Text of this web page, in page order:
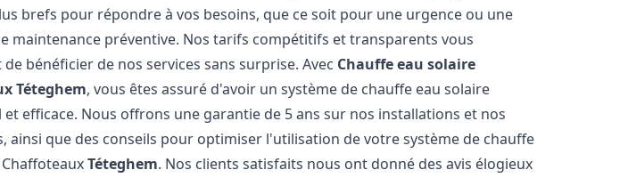
brefs pour répondre à vos besoins, que ce soit pour une urgence ou une
maintenance préventive. Nos tarifs compétitifs et transparents vous
bénéficier de nos services sans surprise. Avec Chauffe eau solaire
Téteghem, vous êtes assuré d'avoir un système de chauffe eau solaire
efficace. Nous offrons une garantie de 5 ans sur nos installations et nos
ainsi que des conseils pour optimiser l'utilisation de votre système de chauffe
Téteghem. Nos clients satisfaits nous ont donné des avis élogieux